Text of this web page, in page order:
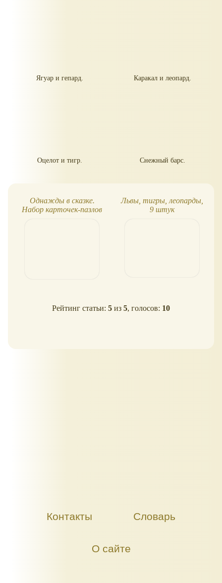
Ягуар и гепард. Каракал и леопард.
Оцелот и тигр. Снежный барс.
Однажды в сказке.
Набор карточек-пазлов
Львы, тигры, леопарды,
9 штук
Рейтинг статьи: 5 из 5, голосов: 10
Контакты Словарь
О сайте